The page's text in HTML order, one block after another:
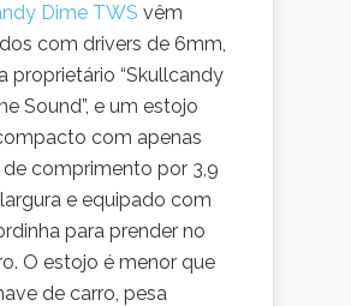
Dime TWS vêm
com drivers de 6mm,
proprietário “Skullcandy
Sound”, e um estojo
com apenas
de comprimento por 3,9
e equipado com
para prender no
O estojo é menor que
de carro, pesa